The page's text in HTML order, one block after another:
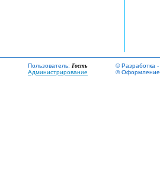
Пользователь: Гость
Администрирование
© Разработка -
© Оформление